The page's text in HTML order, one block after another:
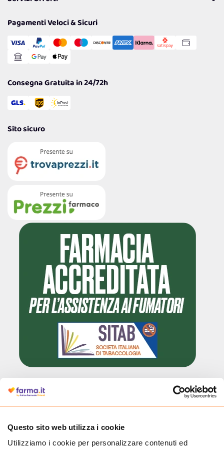
Questo sito web utilizza i cookie
Utilizziamo i cookie per personalizzare contenuti ed
Politiche per la parità di genere
Cookie Policy
Gestisci Cookie
Reso Facile e Veloce
Pagamenti Veloci & Sicuri
Consegna Gratuita in 24/72h
Sito sicuro
autorizzata dal Ministero della Salute a effettuare la vendita online di